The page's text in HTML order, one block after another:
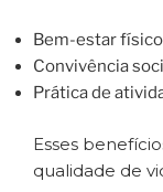
Bem-estar
Convivência
Prática de
Esses
qualidade de